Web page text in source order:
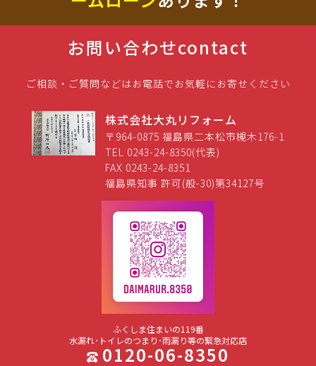
お問い合わせcontact
ご相談・ご質問などはお電話でお気軽にお寄せください
株式会社大丸リフォーム
〒964-0875 福島県二本松市槻木176-1
TEL 0243-24-8350(代表)
FAX 0243-24-8351
福島県知事 許可(般-30)第34127号
ふくしま住まいの119番
水漏れ･トイレのつまり･雨漏り等の緊急対応店
0120-06-8350